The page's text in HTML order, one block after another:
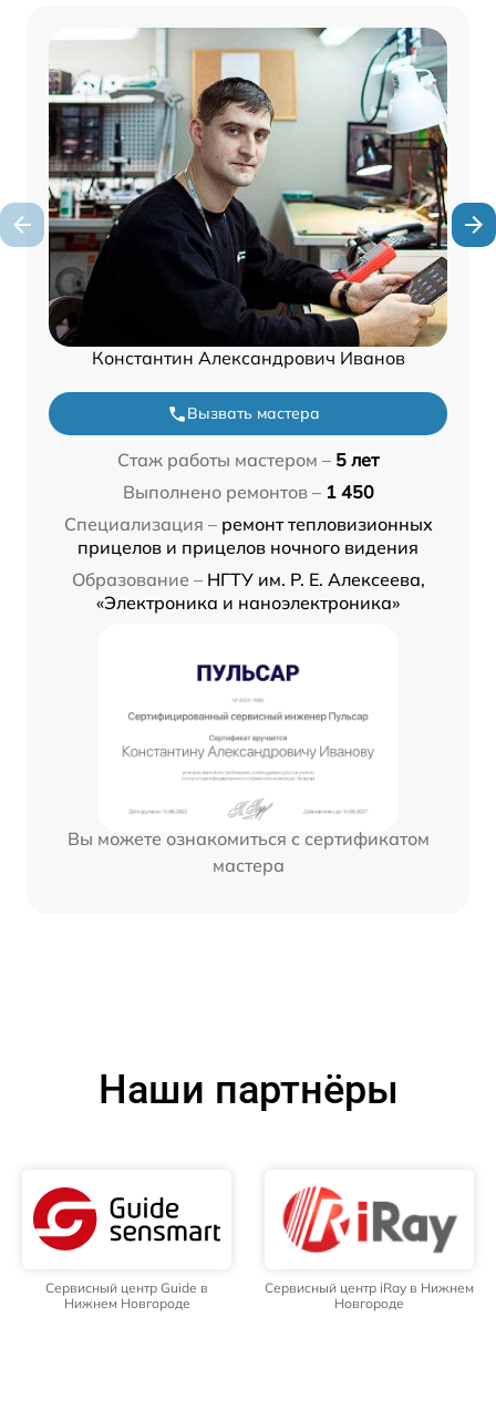
Константин Александрович Иванов
Вызвать мастера
Стаж работы мастером – 5 лет
Выполнено ремонтов – 1 450
Специализация – ремонт тепловизионных
прицелов и прицелов ночного видения
Образование – НГТУ им. Р. Е. Алексеева,
«Электроника и наноэлектроника»
Вы можете ознакомиться с сертификатом
мастера
Наши партнёры
Сервисный центр Guide в
Нижнем Новгороде
Сервисный центр iRay в Нижнем
Новгороде